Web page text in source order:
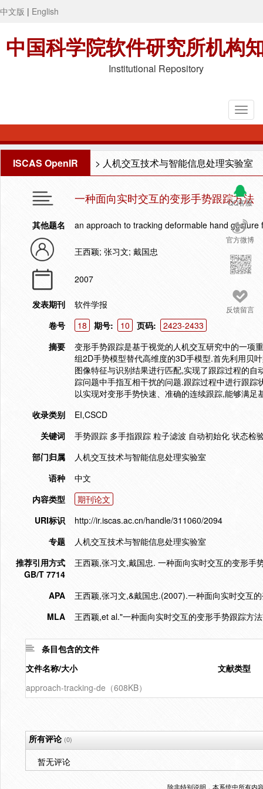
中文版 | English
中国科学院软件研究所机构
Institutional Repository
ISCAS OpenIR > 人机交互技术与智能信息处理实验室
QQ客服
官方微博
反馈留言
一种面向实时交互的变形手势跟踪方法
其他题名 an approach to tracking deformable hand gesture
王西颖; 张习文; 戴国忠
2007
发表期刊
软件学报
卷号
18 期号: 10 页码:
2423-2433
摘要
变形手势跟踪是基于视觉的人机交互研究中的一项
组2D手势模型替代高维度的3D手模型.首先利用贝
图像特征与识别结果进行匹配,实现了跟踪过程的
踪问题中手指互相干扰的问题.跟踪过程中进行跟
以实现对变形手势快速、准确的连续跟踪,能够满足
收录类别
EI,CSCD
关键词
手势跟踪 多手指跟踪 粒子滤波 自动初始化 状态检
部门归属
人机交互技术与智能信息处理实验室
语种
中文
内容类型
期刊论文
URI标识
http://ir.iscas.ac.cn/handle/311060/2094
专题
人机交互技术与智能信息处理实验室
推荐引用方式
GB/T 7714
王西颖,张习文,戴国忠. 一种面向实时交互的变形
APA
王西颖,张习文,&戴国忠.(2007).一种面向实时交互
MLA
王西颖,et al."一种面向实时交互的变形手势跟踪方
条目包含的文件
文件名称/大小
文献类型
approach-tracking-de（608KB）
所有评论(0)
暂无评论
除非特别说明，本系统中所有内